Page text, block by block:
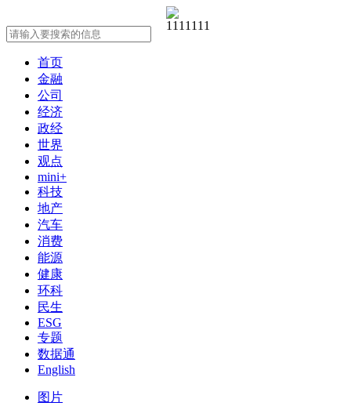
首页
金融
公司
经济
政经
世界
观点
mini+
科技
地产
汽车
消费
能源
健康
环科
民生
ESG
专题
数据通
English
图片